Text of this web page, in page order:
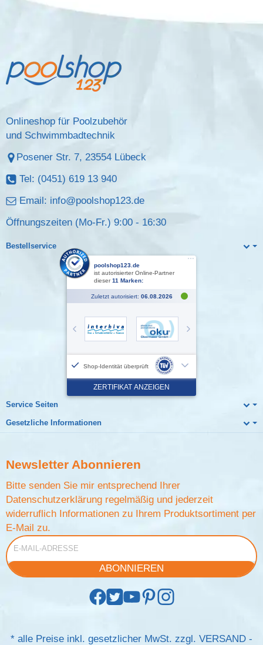
Onlineshop für Poolzubehör
und Schwimmbadtechnik
Posener Str. 7, 23554 Lübeck
Tel: (0451) 619 13 940
Email: info@poolshop123.de
Öffnungszeiten (Mo-Fr.) 9:00 - 16:30
Bestellservice
Service Seiten
Gesetzliche Informationen
Newsletter Abonnieren
Bitte senden Sie mir entsprechend Ihrer
Datenschutzerklärung regelmäßig und jederzeit
widerruflich Informationen zu Ihrem Produktsortiment per
E-Mail zu.
E-Mail-Adresse
ABONNIEREN
* alle Preise inkl. gesetzlicher MwSt. zzgl. VERSAND -